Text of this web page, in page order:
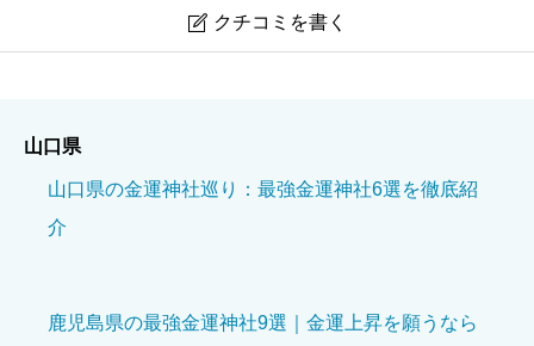
 クチコミを書く
山口県
山口県の金運神社巡り：最強金運神社6選を徹底紹
介
鹿児島県の最強金運神社9選｜金運上昇を願うなら